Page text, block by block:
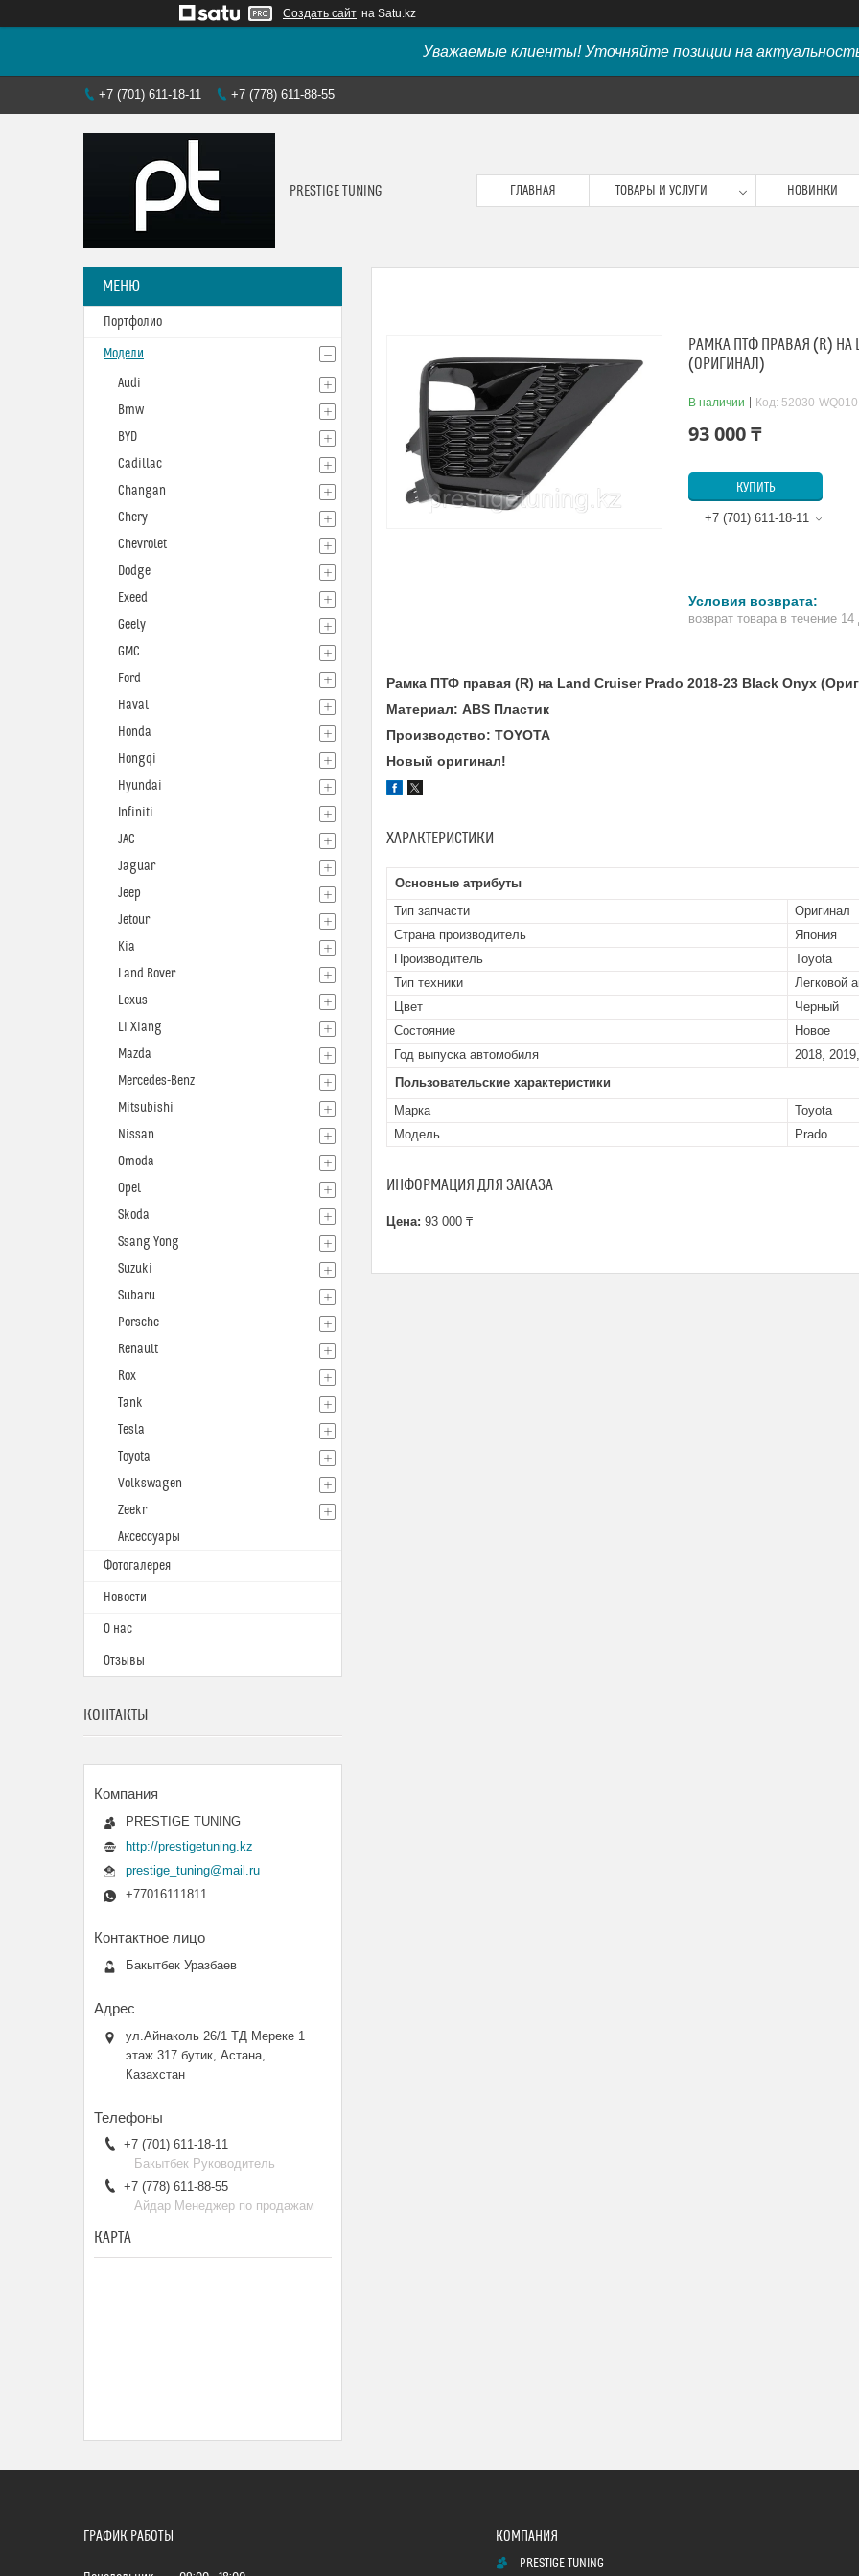
Создать сайт на Satu.kz
Уважаемые клиенты! Уточняйте позиции на
+7 (701) 611-18-11 +7 (778) 611-88-55
PRESTIGE TUNING ГЛАВНАЯ ТОВАРЫ И УСЛУГИ НОВИНКИ
РАМКА ПТФ ПРАВАЯ (R) НА
(ОРИГИНАЛ)
В наличии Код: 52030-WQ010
93 000 ₸
КУПИТЬ
+7 (701) 611-18-11
возврат товара в течение 14
Рамка ПТФ правая (R) на Land Cruiser Prado 2018-23 Black Onyx
Материал: ABS Пластик
Производство: TOYOTA
Новый оригинал!
ХАРАКТЕРИСТИКИ
Основные атрибуты
Тип запчасти
Оригинал
Страна производитель
Япония
Производитель
Toyota
Тип техники
Легковой
Цвет
Черный
Состояние
Новое
Год выпуска автомобиля
2018,
Пользовательские характеристики
Марка
Toyota
Модель
Prado
ИНФОРМАЦИЯ ДЛЯ ЗАКАЗА
Цена: 93 000 ₸
Портфолио
Модели
Audi
Bmw
BYD
Cadillac
Changan
Chery
Chevrolet
Dodge
Exeed
Geely
GMC
Ford
Haval
Honda
Hongqi
Hyundai
Infiniti
JAC
Jaguar
Jeep
Jetour
Kia
Land Rover
Lexus
Li Xiang
Mazda
Mercedes-Benz
Mitsubishi
Nissan
Omoda
Opel
Skoda
Ssang Yong
Suzuki
Subaru
Porsche
Renault
Rox
Tank
Tesla
Toyota
Volkswagen
Zeekr
Аксессуары
Фотогалерея
Новости
О нас
Отзывы
КОНТАКТЫ
PRESTIGE TUNING
http://prestigetuning.kz
prestige_tuning@mail.ru
+77016111811
Бакытбек Уразбаев
ул.Айнаколь 26/1 ТД Мереке 1
этаж 317 бутик, Астана,
Казахстан
+7 (701) 611-18-11
Бакытбек Руководитель
+7 (778) 611-88-55
Айдар Менеджер по продажам
КАРТА
ГРАФИК РАБОТЫ
PRESTIGE TUNING